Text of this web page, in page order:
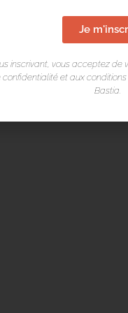
Je
inscrivant, vous acceptez de
confidentialité et aux conditions
Bastia.